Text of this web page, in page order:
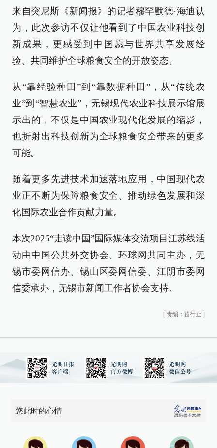
来自突尼斯《新闻报》的记者穆罕默德·海迪认
为，此次参访不仅让他看到了中国农业科技创
新成果，更感受到中国愿与世界共享发展经
验、共同维护全球粮食安全的开放姿态。
从“靠经验种田”到“靠数据种田”，从“传统农
业”到“智慧农业”，无锡现代农业科技展示馆展
示出的，不仅是中国农业现代化发展的缩影，
也折射出科技创新为全球粮食安全带来的更多
可能。
随着更多先进技术加速落地应用，中国现代农
业正不断为保障粮食安全、推动绿色发展和深
化国际农业合作贡献力量。
本次2026“走读中国”国际媒体交流项目江苏线活
动由中国公共外交协会、环球网共同主办，无
锡市委网信办、锡山区委网信委、江阴市委网
信委承办，无锡市新闻工作者协会支持。
[ 责编：茹行止 ]
您此时的心情